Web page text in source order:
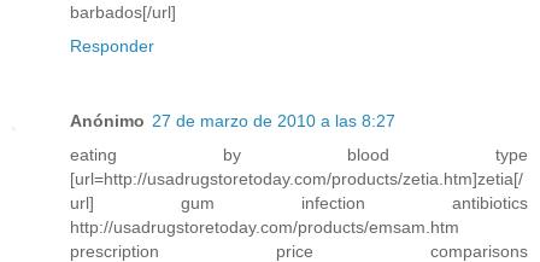
barbados[/url]
Responder
Anónimo 27 de marzo de 2010 a las 8:27
eating by blood type
[url=http://usadrugstoretoday.com/products/zetia.htm]zetia[/
url] gum infection antibiotics
http://usadrugstoretoday.com/products/emsam.htm
prescription price comparisons